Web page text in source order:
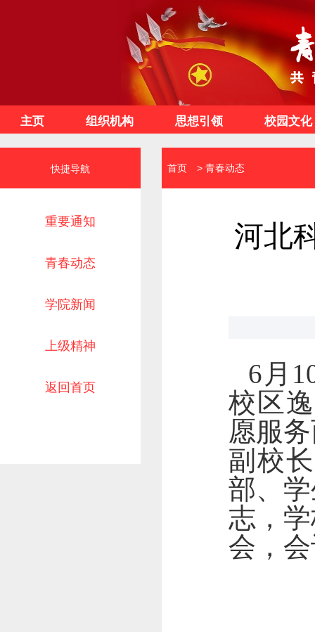
主页 组织机构 思想引领 校园文化
快捷导航
重要通知
青春动态
学院新闻
上级精神
返回首页
首页 > 青春动态
河北
6月
校区
愿服
副校
部、
志，
会，